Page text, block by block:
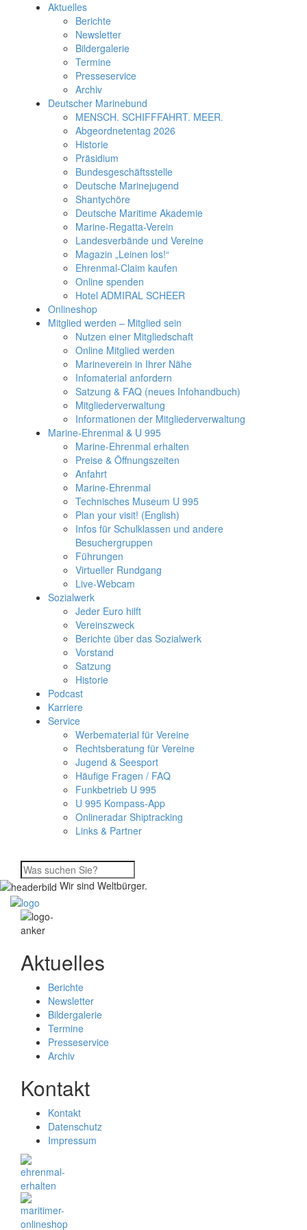
Aktuelles
Berichte
Newsletter
Bildergalerie
Termine
Presseservice
Archiv
Deutscher Marinebund
MENSCH. SCHIFFFAHRT. MEER.
Abgeordnetentag 2026
Historie
Präsidium
Bundesgeschäftsstelle
Deutsche Marinejugend
Shantychöre
Deutsche Maritime Akademie
Marine-Regatta-Verein
Landesverbände und Vereine
Magazin „Leinen los!“
Ehrenmal-Claim kaufen
Online spenden
Hotel ADMIRAL SCHEER
Onlineshop
Mitglied werden – Mitglied sein
Nutzen einer Mitgliedschaft
Online Mitglied werden
Marineverein in Ihrer Nähe
Infomaterial anfordern
Satzung & FAQ (neues Infohandbuch)
Mitgliederverwaltung
Informationen der Mitgliederverwaltung
Marine-Ehrenmal & U 995
Marine-Ehrenmal erhalten
Preise & Öffnungszeiten
Anfahrt
Marine-Ehrenmal
Technisches Museum U 995
Plan your visit! (English)
Infos für Schulklassen und andere
Besuchergruppen
Führungen
Virtueller Rundgang
Live-Webcam
Sozialwerk
Jeder Euro hilft
Vereinszweck
Berichte über das Sozialwerk
Vorstand
Satzung
Historie
Podcast
Karriere
Service
Werbematerial für Vereine
Rechtsberatung für Vereine
Jugend & Seesport
Häufige Fragen / FAQ
Funkbetrieb U 995
U 995 Kompass-App
Onlineradar Shiptracking
Links & Partner
Wir sind Weltbürger.
Aktuelles
Berichte
Newsletter
Bildergalerie
Termine
Presseservice
Archiv
Kontakt
Kontakt
Datenschutz
Impressum